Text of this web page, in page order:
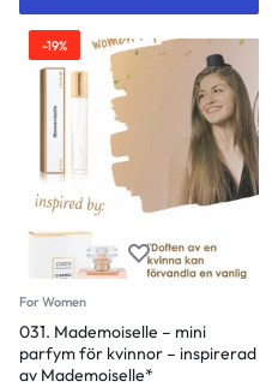
-19%
For Women
031. Mademoiselle – mini
parfym för kvinnor – inspirerad
av Mademoiselle*